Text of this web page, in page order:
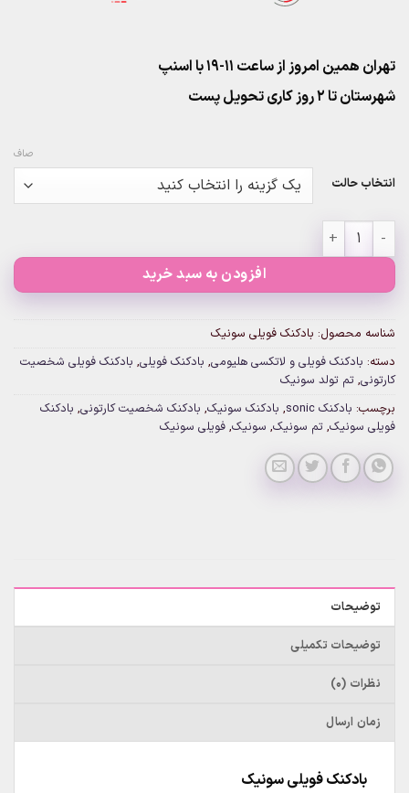
تهران همین امروز از ساعت ۱۱-۱۹ با اسنپ
شهرستان تا 2 روز کاری تحویل پست
انتخاب حالت
صاف
بادکنک فویلی سونیک عدد
افزودن به سبد خرید
شناسه محصول: بادکنک فویلی سونیک
دسته: بادکنک فویلی و لاتکسی هلیومی, بادکنک فویلی, بادکنک فویلی شخصیت
کارتونی, تم تولد سونیک
برچسب: بادکنک sonic , بادکنک سونیک, بادکنک شخصیت کارتونی, بادکنک
فویلی سونیک, تم سونیک, سونیک, فویلی سونیک
توضیحات
توضیحات تکمیلی
نظرات (0)
زمان ارسال
بادکنک فویلی سونیک